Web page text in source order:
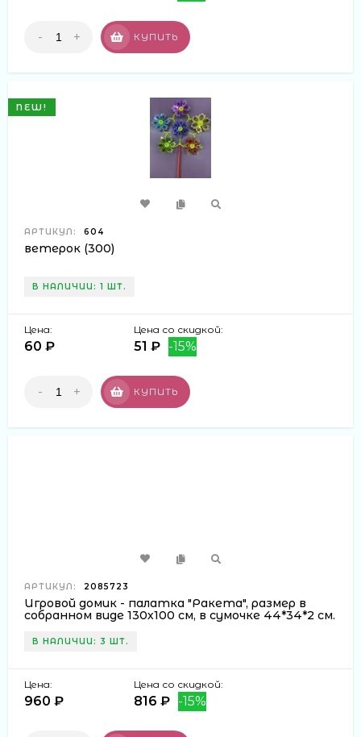
- + КУПИТЬ
NEW!
АРТИКУЛ: 604
ветерок (300)
В НАЛИЧИИ: 1 ШТ.
Цена:
60 ₽
Цена со скидкой:
51 ₽ -15%
- + КУПИТЬ
АРТИКУЛ: 2085723
Игровой домик - палатка "Ракета", размер в
собранном виде 130х100 см, в сумочке 44*34*2 см.
В НАЛИЧИИ: 3 ШТ.
Цена:
960 ₽
Цена со скидкой:
816 ₽ -15%